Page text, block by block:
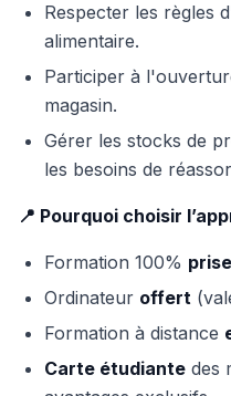
Respecter les règles
alimentaire.
Participer à
magasin.
Gérer les stocks de
les besoins de
📍 Pourquoi choisir
Formation 100%
Ordinateur offert
Formation à distance
Carte étudiante des